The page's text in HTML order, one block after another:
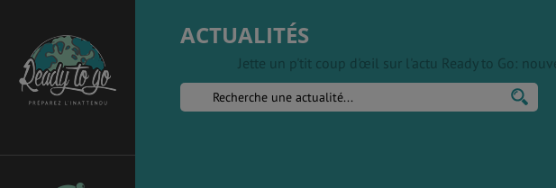
EMPLOIS &
STAGES
BONS PLANS
ACTUALITÉS
Jette un p'tit coup d'œil sur l'actu Ready to Go: